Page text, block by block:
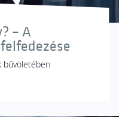
– A
bűvöletében